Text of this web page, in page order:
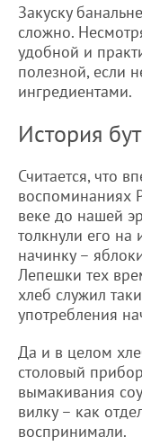
Закуску
сложно.
удобной и
полезной, если
ингредиентами.
История
Считается, что
воспоминаниях
веке до нашей
толкнули его
начинку –
Лепешки тех
хлеб служил
употребления
Да и в целом
столовый
вымакивания
вилку – как
воспринимали.